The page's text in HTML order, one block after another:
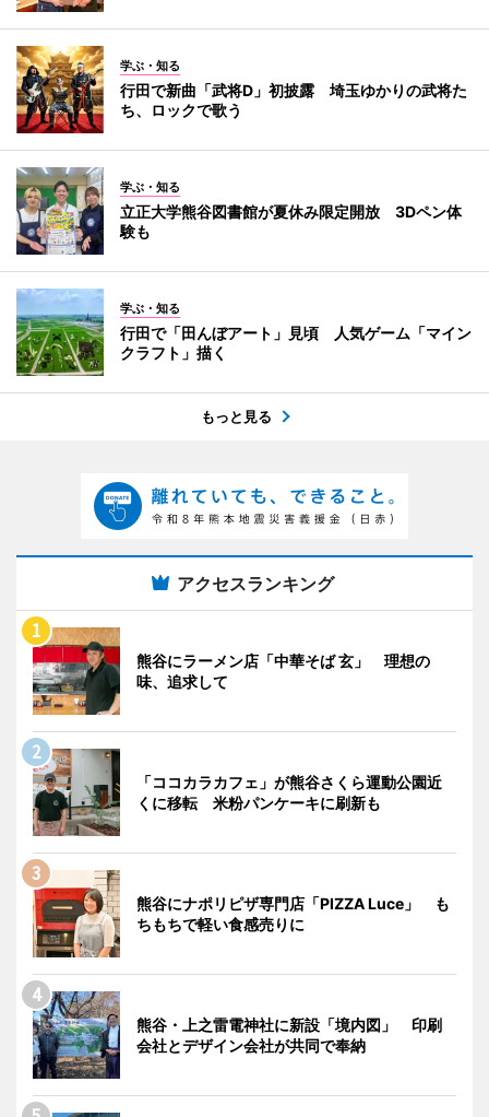
学ぶ・知る
行田で新曲「武将D」初披露 埼玉ゆかりの武将た
ち、ロックで歌う
学ぶ・知る
立正大学熊谷図書館が夏休み限定開放 3Dペン体
験も
学ぶ・知る
行田で「田んぼアート」見頃 人気ゲーム「マイン
クラフト」描く
もっと見る
アクセスランキング
熊谷にラーメン店「中華そば 玄」 理想の
味、追求して
「ココカラカフェ」が熊谷さくら運動公園近
くに移転 米粉パンケーキに刷新も
熊谷にナポリピザ専門店「PIZZA Luce」 も
ちもちで軽い食感売りに
熊谷・上之雷電神社に新設「境内図」 印刷
会社とデザイン会社が共同で奉納